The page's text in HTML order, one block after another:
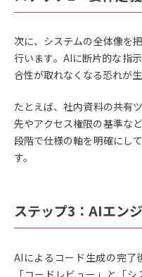
次に、システムの全体像を
行います。AIに断片的な指
合性が取れなくなる恐れが
たとえば、社内資料の共有
先やアクセス権限の基準な
段階で仕様の軸を明確にし
す。
ステップ3：AIエン
AIによるコード生成の完了
「コードレビュー」と「